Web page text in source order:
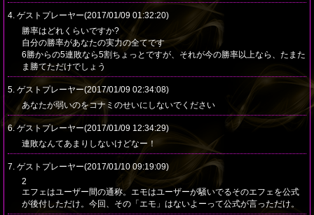
4. ゲストプレーヤー(2017/01/09 01:32:20)
勝率はどれくらいですか?
自分の勝率があなたの実力の全てです
6勝からの5連敗なら5割ちょっとですが、それが今の勝率以上なら、たまた
ま勝てただけでしょう
5. ゲストプレーヤー(2017/01/09 02:34:08)
あなたが弱いのをコナミのせいにしないでください
6. ゲストプレーヤー(2017/01/09 12:34:29)
連敗なんてあまりしないけどなー！
7. ゲストプレーヤー(2017/01/10 09:19:09)
2
エフェはユーザー間の通称。エモはユーザーが騒いでるそのエフェを公式
が後付しただけ。今回、その「エモ」はないよーって公式が言っただけ。